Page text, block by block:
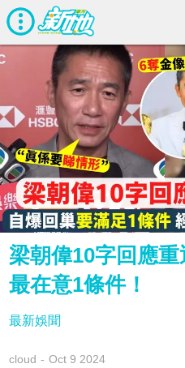
梁朝偉10字回應
最在意1條件！
最新娛聞
cloud Oct 9 2024